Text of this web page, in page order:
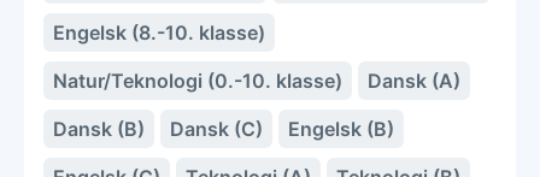
Engelsk (8.-10. klasse)
Natur/Teknologi (0.-10. klasse)
Dansk (A)
Dansk (B)
Dansk (C)
Engelsk (B)